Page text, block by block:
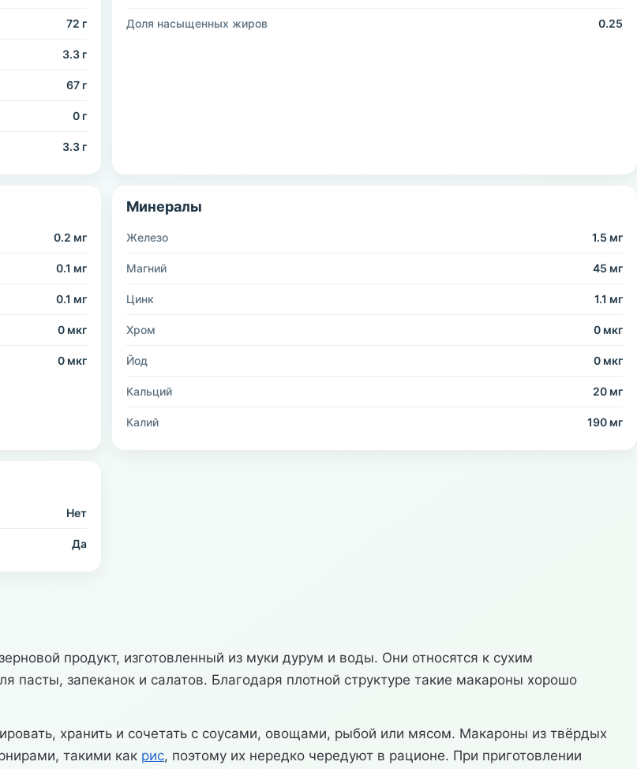
72 г
3.3 г
67 г
0 г
3.3 г
Доля насыщенных жиров 0.25
0.2 мг
0.1 мг
0.1 мг
0 мкг
0 мкг
Минералы
Железо 1.5 мг
Магний 45 мг
Цинк 1.1 мг
Хром 0 мкг
Йод 0 мкг
Кальций 20 мг
Калий 190 мг
Нет
Да
продукт, изготовленный из муки дурум и воды. Они относятся к сухим
пасты, запеканок и салатов. Благодаря плотной структуре такие макароны хорошо
хранить и сочетать с соусами, овощами, рыбой или мясом. Макароны из твёрдых
такими как рис, поэтому их нередко чередуют в рационе. При приготовлении